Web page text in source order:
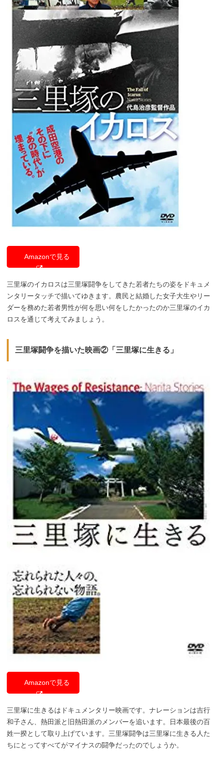
Amazonで見る
三里塚のイカロスは三里塚闘争をしてきた若者たちの姿をドキュメ
ンタリータッチで描いてゆきます。農民と結婚した女子大生やリー
ダーを務めた若者男性が何を思い何をしたかったのか三里塚のイカ
ロスを通じて考えてみましょう。
三里塚闘争を描いた映画②「三里塚に生きる」
Amazonで見る
三里塚に生きるはドキュメンタリー映画です。ナレーションは吉行
和子さん、熱田派と旧熱田派のメンバーを追います。日本最後の百
姓一揆として取り上げています。三里塚闘争は三里塚に生きる人た
ちにとってすべてがマイナスの闘争だったのでしょうか。